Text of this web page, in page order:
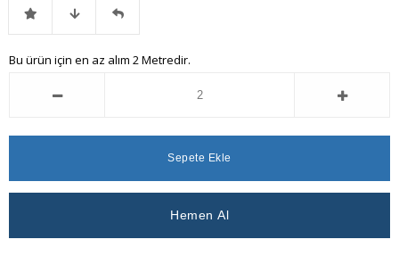
Telefonla
Sipariş
Favorilere
Ekle
İstek
Listeme
İndirimli Fiyat
Ver
Gelince
Bu ürün için en az alım 2 Metredir.